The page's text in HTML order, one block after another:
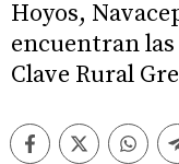
Hoyos,
encuentran las
Clave Rural
FacebookTwitter